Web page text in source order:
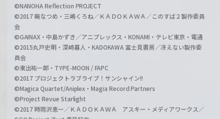
©NANOHA Reflection PROJECT
©2017 暁なつめ・三嶋くろね／ＫＡＤＯＫＡＷＡ／このすば２製作委員
会
©GAINAX・中島かずき／アニプレックス・KONAMI・テレビ東京・電通
©2015丸戸史明・深崎暮人・KADOKAWA 富士見書房／冴えない製作委
員会
©東出祐一郎・TYPE-MOON / FAPC
©2017 プロジェクトラブライブ！サンシャイン!!
©Magica Quartet/Aniplex・Magia Record Partners
©Project Revue Starlight
©2017 時雨沢恵一／ＫＡＤＯＫＡＷＡ アスキー・メディアワークス／